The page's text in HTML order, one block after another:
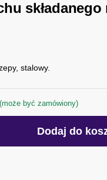
składanego
stalowy.
być zamówiony)
Dodaj do